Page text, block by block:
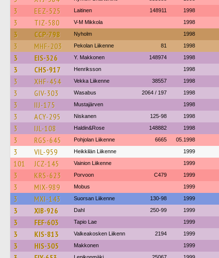
3 EEZ-525 Laitinen 148911 1998
3 TIZ-580 V-M Mikkola 1998
3 CCP-798 Nyholm 1998
3 MHF-203 Pekolan Liikenne 81 1998
3 EIS-326 Y. Makkonen 148974 1998
3 CHS-917 Henriksson 1998
3 XHF-454 Vekka Liikenne 38557 1998
3 GIV-303 Wasabus 2064 / 197 1998
3 IIJ-175 Mustajärven 1998
3 ACY-295 Niskanen 125-98 1998
3 IJL-108 Haldin&Rose 148882 1998
3 RGS-645 Pohjolan Liikenne 6665 05.1998
3 VIL-959 Heikkilän Liikenne 1999
101 JCZ-145 Vainion Liikenne 1999
3 KRS-623 Porvoon C479 1999
3 MIX-989 Mobus 1999
3 MXI-143 Suorsan Liikenne 130-98 1999
3 XIB-926 Dahl 250-99 1999
3 FEF-603 Tapio Lae 1999
3 KIS-813 Valkeakosken Liikenn 2194 1999
3 HIS-305 Makkonen 1999